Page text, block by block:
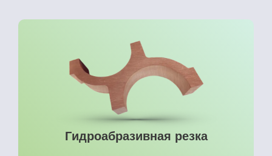
Гидроабразивная резка